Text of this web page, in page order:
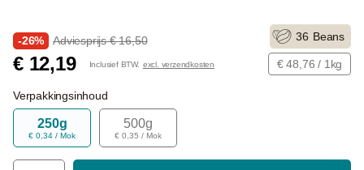
-26% Adviesprijs € 16,50
€ 12,19 Inclusief BTW. excl. verzendkosten
36 Beans
€ 48,76 / 1kg
Verpakkingsinhoud
250g
€ 0,34 / Mok
500g
€ 0,35 / Mok